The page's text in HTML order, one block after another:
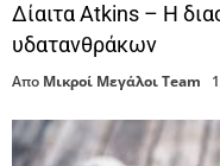
Δίαιτα Atkins – Η
υδατανθράκων
Απο Μικροί Μεγάλοι Team